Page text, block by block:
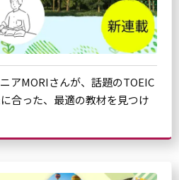
アMORIさんが、話題のTOEIC
合った、最適の教材を見つけ